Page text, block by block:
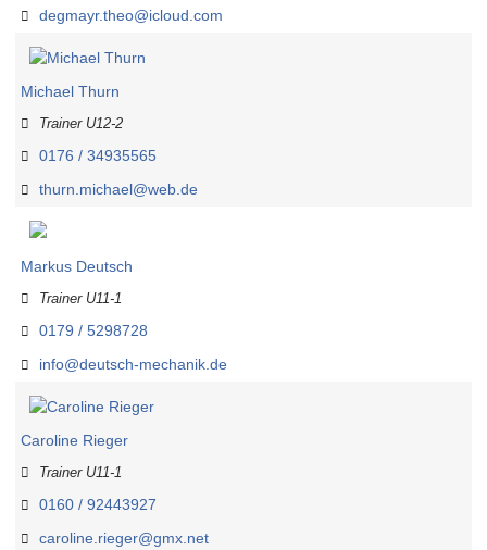
degmayr.theo@icloud.com
Michael Thurn
Trainer U12-2
0176 / 34935565
thurn.michael@web.de
Markus Deutsch
Trainer U11-1
0179 / 5298728
info@deutsch-mechanik.de
Caroline Rieger
Trainer U11-1
0160 / 92443927
caroline.rieger@gmx.net